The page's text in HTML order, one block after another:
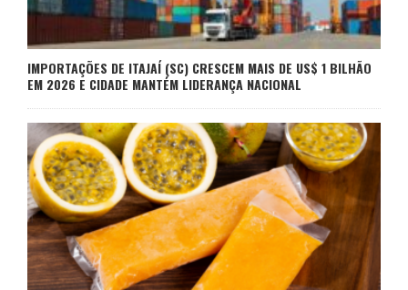
IMPORTAÇÕES DE ITAJAÍ (SC) CRESCEM MAIS DE US$ 1 BILHÃO
EM 2026 E CIDADE MANTÉM LIDERANÇA NACIONAL